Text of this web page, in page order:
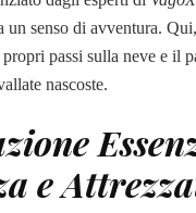
un senso di avventura.
passi sulla neve e il
nascoste.
e